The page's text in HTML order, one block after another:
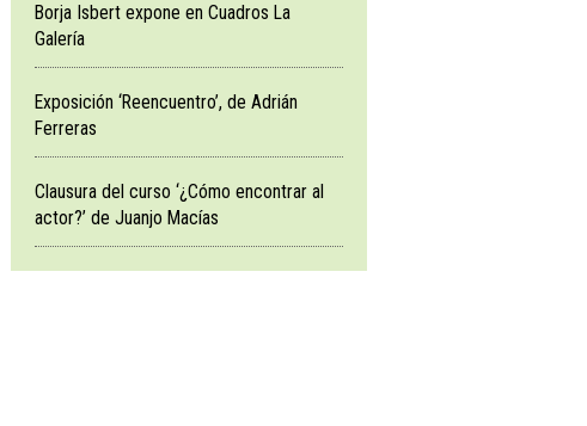
Borja Isbert expone en Cuadros La
Galería
Exposición ‘Reencuentro’, de Adrián
Ferreras
Clausura del curso ‘¿Cómo encontrar al
actor?’ de Juanjo Macías